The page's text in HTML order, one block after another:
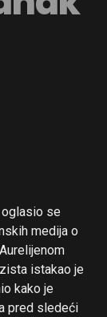
oglasio se
medija o
istakao je
kako je
pred sledeći